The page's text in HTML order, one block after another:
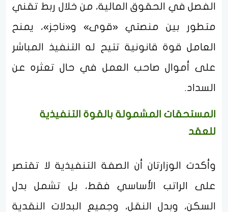
الفصل في الحقوق المالية، من خلال ربط تقني
متطور بين منصتي «قوى» و«ناجز»، يمنح
العامل قوة قانونية تتيح له التنفيذ المباشر
على أموال صاحب العمل في حال تعثره عن
السداد.
المستحقات المشمولة بالقوة التنفيذية
للعقد
وأكدت الوزارتان أن الصفة التنفيذية لا تقتصر
على الراتب الأساسي فقط، بل تشمل بدل
السكن، وبدل النقل، وجميع البدلات النقدية